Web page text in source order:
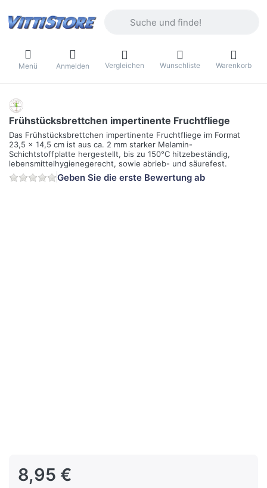
Menü Anmelden Vergleichen Wunschliste Warenkorb
Frühstücksbrettchen impertinente Fruchtfliege
Das Frühstücksbrettchen impertinente Fruchtfliege im Format
23,5 x 14,5 cm ist aus ca. 2 mm starker Melamin-
Schichtstoffplatte hergestellt, bis zu 150°C hitzebeständig,
lebensmittelhygienegerecht, sowie abrieb- und säurefest.
Geben Sie die erste Bewertung ab
8,95 €